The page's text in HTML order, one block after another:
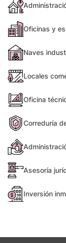
Oficinas y
Naves
Locales
Oficina
Correduría
Asesoría
Inversión